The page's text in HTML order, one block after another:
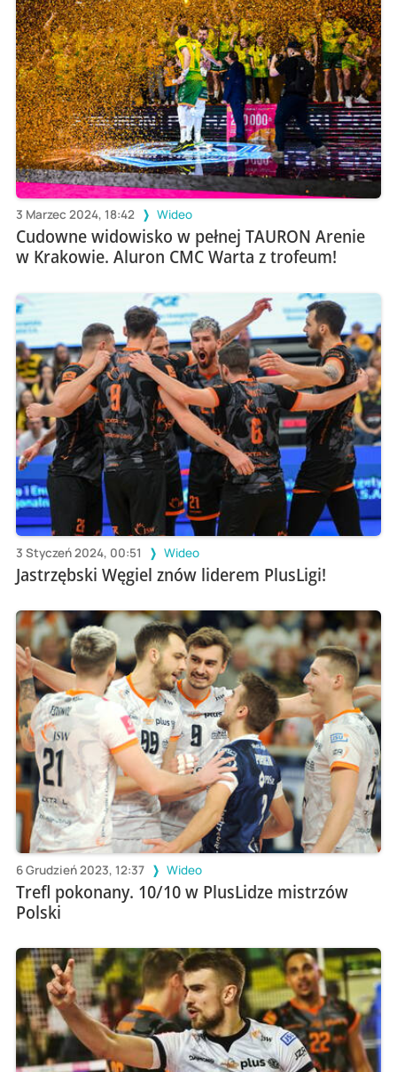
3 Marzec 2024, 18:42 Wideo
Cudowne widowisko w pełnej TAURON Arenie
w Krakowie. Aluron CMC Warta z trofeum!
3 Styczeń 2024, 00:51 Wideo
Jastrzębski Węgiel znów liderem PlusLigi!
6 Grudzień 2023, 12:37 Wideo
Trefl pokonany. 10/10 w PlusLidze mistrzów
Polski